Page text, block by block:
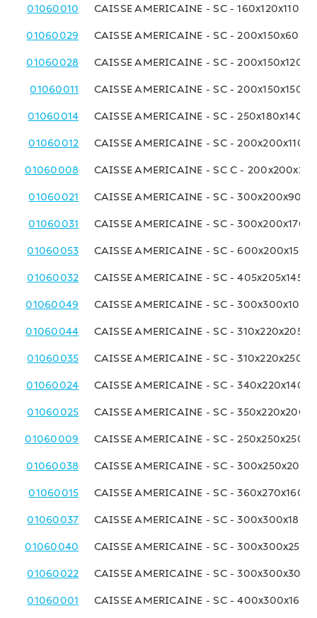
01060010 CAISSE AMERICAINE - SC - 160x120x110
01060029 CAISSE AMERICAINE - SC - 200x150x60
01060028 CAISSE AMERICAINE - SC - 200x150x120
01060011 CAISSE AMERICAINE - SC - 200x150x150
01060014 CAISSE AMERICAINE - SC - 250x180x140
01060012 CAISSE AMERICAINE - SC - 200x200x110
01060008 CAISSE AMERICAINE - SC C -
01060021 CAISSE AMERICAINE - SC - 300x200x90
01060031 CAISSE AMERICAINE - SC - 300x200x170
01060053 CAISSE AMERICAINE - SC - 600x200x150
01060032 CAISSE AMERICAINE - SC - 405x205x145
01060049 CAISSE AMERICAINE - SC - 300x300x100
01060044 CAISSE AMERICAINE - SC - 310x220x205
01060035 CAISSE AMERICAINE - SC - 310x220x250
01060024 CAISSE AMERICAINE - SC - 340x220x140
01060025 CAISSE AMERICAINE - SC - 350x220x200
01060009 CAISSE AMERICAINE - SC - 250x250x250
01060038 CAISSE AMERICAINE - SC - 300x250x200
01060015 CAISSE AMERICAINE - SC - 360x270x160
01060037 CAISSE AMERICAINE - SC - 300x300x180
01060040 CAISSE AMERICAINE - SC - 300x300x250
01060022 CAISSE AMERICAINE - SC - 300x300x300
01060001 CAISSE AMERICAINE - SC - 400x300x160